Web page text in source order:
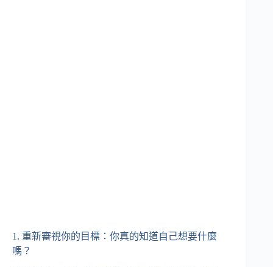
1. 重新審視你的目標：你真的知道自己想要什麼
嗎？